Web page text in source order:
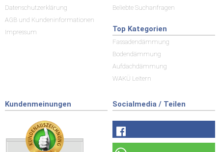
Datenschutzerklärung
AGB und Kundeninformationen
Impressum
Beliebte Suchanfragen
Top Kategorien
Fassadendämmung
Bodendämmung
Aufdachdämmung
WAKÜ Leitern
Kundenmeinungen Socialmedia / Teilen